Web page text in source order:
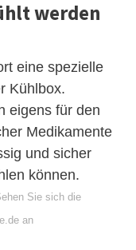
werden
eine spezielle
Kühlbox.
eigens für den
Medikamente
und sicher
können.
Sie sich die
an